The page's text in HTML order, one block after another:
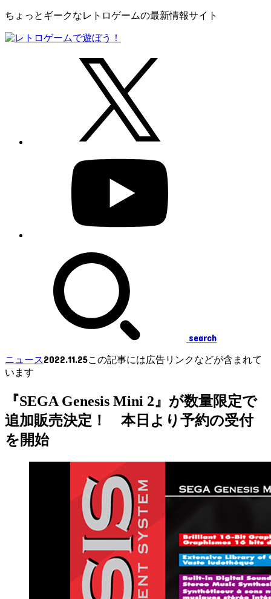
ちょっとギークなレトロゲームの最新情報サイト
search
ニュース2022.11.25この記事には広告リンクなどが含まれて
います
『SEGA Genesis Mini 2』が数量限定で
追加販売決定！ 本日より予約の受付
を開始